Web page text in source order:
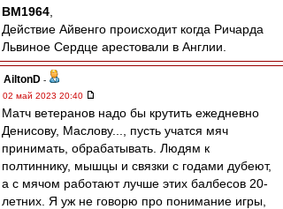
BM1964
Действие Айвенго происходит когда Ричарда
Львиное Сердце арестовали в Англии.
AiltonD -
02 май 2023 20:40
Матч ветеранов надо бы крутить ежедневно
Денисову, Маслову..., пусть учатся мяч
принимать, обрабатывать. Людям к
полтиннику, мышцы и связки с годами дубеют,
а с мячом работают лучше этих балбесов 20-
летних. Я уж не говорю про понимание игры,